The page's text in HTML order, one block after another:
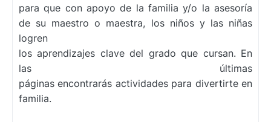
para que conapoyo de la familia y/o la asesoría
de su maestro o maestra, los niños y las niñas
logren
losaprendizajes clavedel gradoque cursan. En
las últimas
páginasencontrarás actividades para divertirteen
familia.